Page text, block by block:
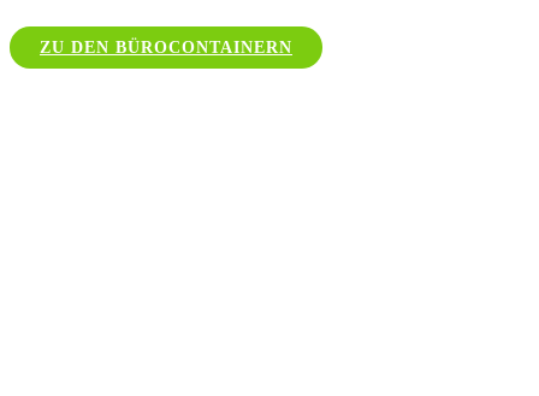
ZU DEN BÜROCONTAINERN